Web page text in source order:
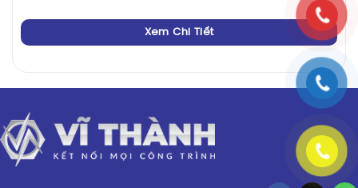
Xem Chi Tiết